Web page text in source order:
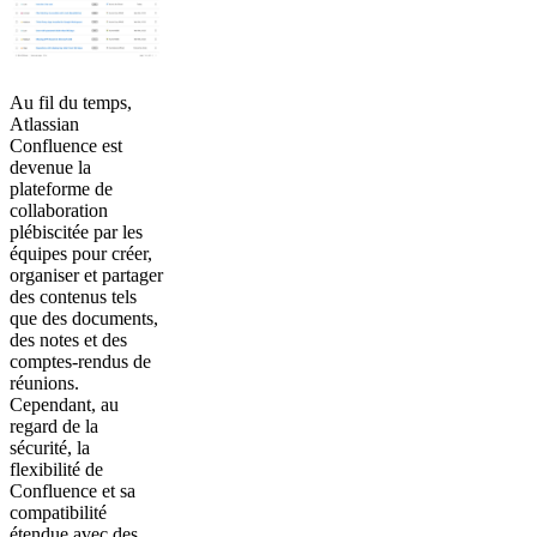
Au fil du temps,
Atlassian
Confluence est
devenue la
plateforme de
collaboration
plébiscitée par les
équipes pour créer,
organiser et partager
des contenus tels
que des documents,
des notes et des
comptes-rendus de
réunions.
Cependant, au
regard de la
sécurité, la
flexibilité de
Confluence et sa
compatibilité